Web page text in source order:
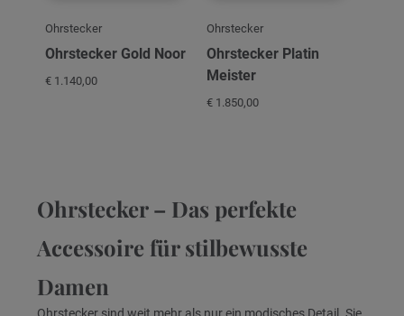
Ohrstecker
Ohrstecker Gold Noor
€ 1.140,00
Ohrstecker
Ohrstecker Platin
Meister
€ 1.850,00
Ohrstecker – Das perfekte
Accessoire für stilbewusste
Damen